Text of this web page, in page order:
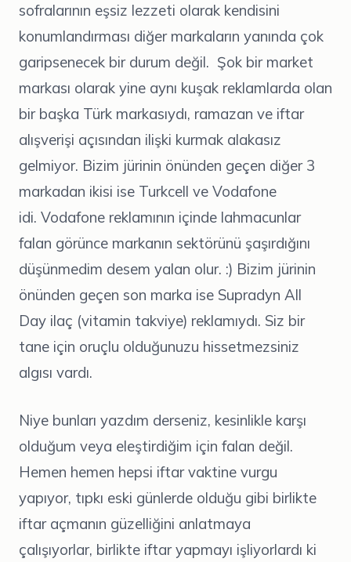
sofralarının eşsiz lezzeti olarak kendisini
konumlandırması diğer markaların yanında çok
garipsenecek bir durum değil. Şok bir market
markası olarak yine aynı kuşak reklamlarda olan
bir başka Türk markasıydı, ramazan ve iftar
alışverişi açısından ilişki kurmak alakasız
gelmiyor. Bizim jürinin önünden geçen diğer 3
markadan ikisi ise Turkcell ve Vodafone
idi. Vodafone reklamının içinde lahmacunlar
falan görünce markanın sektörünü şaşırdığını
düşünmedim desem yalan olur. :) Bizim jürinin
önünden geçen son marka ise Supradyn All
Day ilaç (vitamin takviye) reklamıydı. Siz bir
tane için oruçlu olduğunuzu hissetmezsiniz
algısı vardı.
Niye bunları yazdım derseniz, kesinlikle karşı
olduğum veya eleştirdiğim için falan değil.
Hemen hemen hepsi iftar vaktine vurgu
yapıyor, tıpkı eski günlerde olduğu gibi birlikte
iftar açmanın güzelliğini anlatmaya
çalışıyorlar, birlikte iftar yapmayı işliyorlardı ki